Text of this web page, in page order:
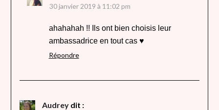
30 janvier 2019 à 11:02 pm
ahahahah !! Ils ont bien choisis leur
ambassadrice en tout cas ♥
Répondre
Audrey dit :